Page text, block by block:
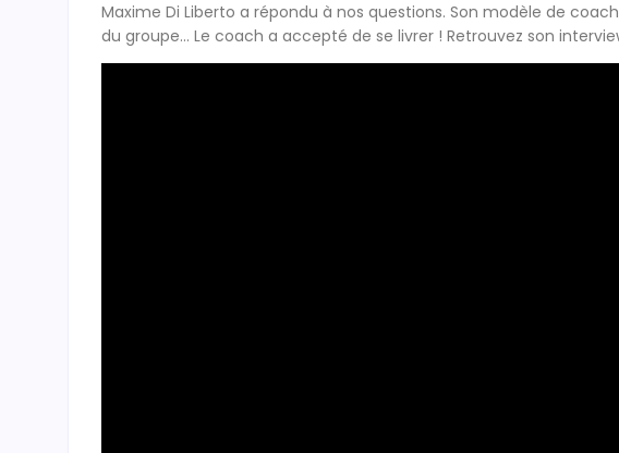
Maxime Di Liberto a répondu à nos questions. Son modèle de
du groupe… Le coach a accepté de se livrer ! Retrouvez son